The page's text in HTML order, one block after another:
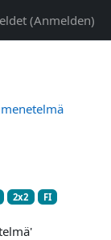
(Anmelden)
2x2
FI